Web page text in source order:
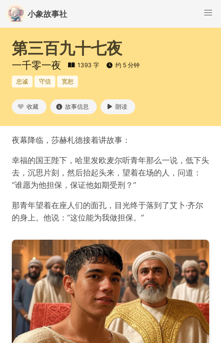
小象故事社
第三百九十七夜
一千零一夜 1393 字 约 5 分钟
忠诚 守信 宽恕
收藏 故事信息 朗读
夜幕降临，莎赫札德接着讲故事：
幸福的国王陛下，哈里发欧麦尔听青年那么一说，低下头
去，沉思片刻，然后抬起头来，望着在场的人，问道：
“谁愿为他担保，保证他如期受刑？”
那青年望着在座人们的面孔，目光终于落到了艾卜·齐尔
的身上。他说：“这位能为我做担保。”